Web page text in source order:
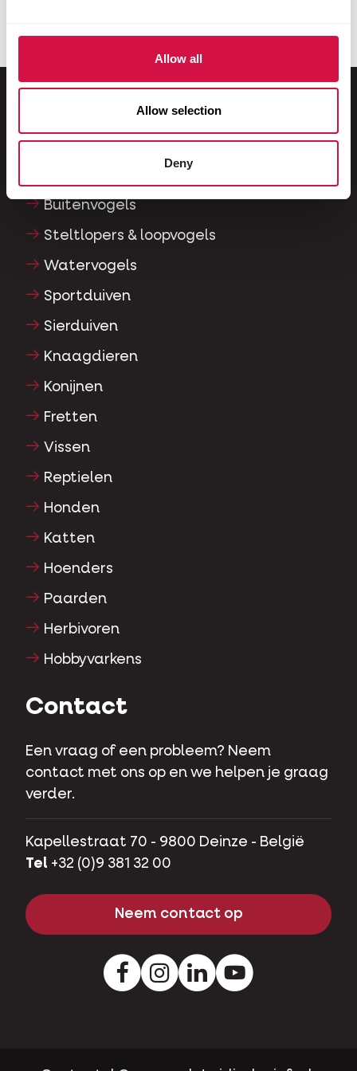
Allow all
Allow selection
Deny
Voor jouw dier
Buitenvogels
Steltlopers & loopvogels
Watervogels
Sportduiven
Sierduiven
Knaagdieren
Konijnen
Fretten
Vissen
Reptielen
Honden
Katten
Hoenders
Paarden
Herbivoren
Hobbyvarkens
Contact
Een vraag of een probleem? Neem
contact met ons op en we helpen je graag
verder.
Kapellestraat 70 - 9800 Deinze - België
Tel +32 (0)9 381 32 00
Neem contact op
FacebookInstagram
LinkedInYoutube